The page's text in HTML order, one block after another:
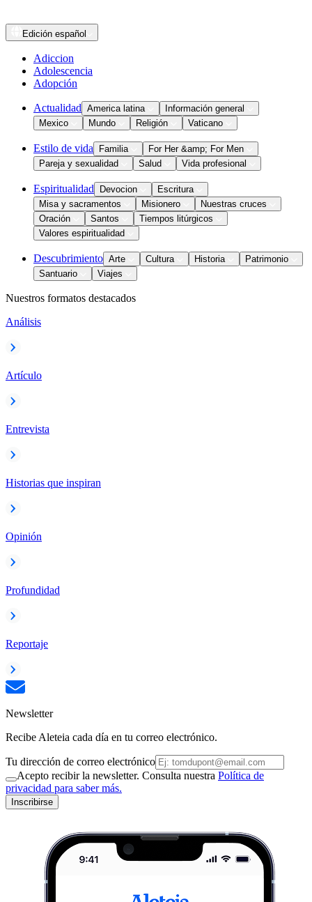
Edición español
Adiccion
Adolescencia
Adopción
Actualidad America latina
Información general
Mexico
Mundo Religión Vaticano
Estilo de vida Familia
For Her &amp; For Men
Pareja y sexualidad
Salud Vida profesional
Espiritualidad Devocion
Escritura
Misa y sacramentos
Misionero
Nuestras cruces
Oración
Santos
Tiempos litúrgicos
Valores espiritualidad
Descubrimiento Arte Cultura Historia
Patrimonio
Santuario
Viajes
Nuestros formatos destacados
Análisis
Artículo
Entrevista
Historias que inspiran
Opinión
Profundidad
Reportaje
Newsletter
Recibe Aleteia cada día en tu correo electrónico.
Tu dirección de correo electrónico
Acepto recibir la newsletter. Consulta nuestra Política de
privacidad para saber más.
Inscribirse